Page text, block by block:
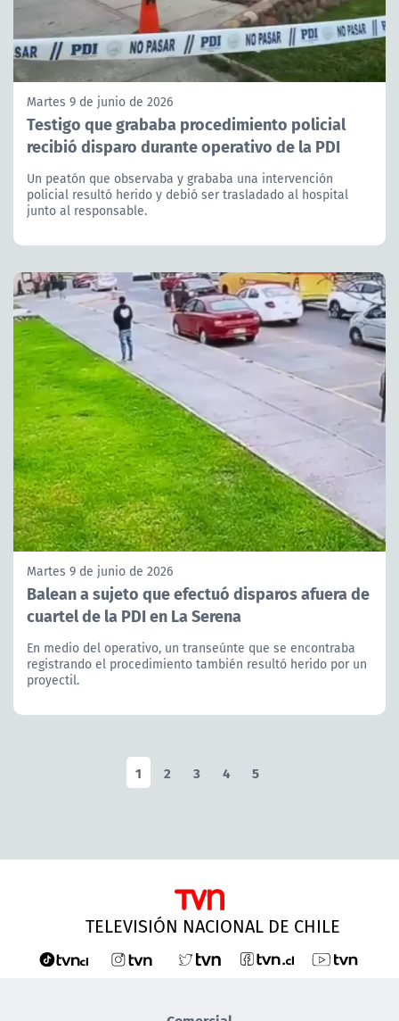
Martes 9 de junio de 2026
Testigo que grababa procedimiento policial
recibió disparo durante operativo de la PDI
Un peatón que observaba y grababa una intervención
policial resultó herido y debió ser trasladado al hospital
junto al responsable.
Martes 9 de junio de 2026
Balean a sujeto que efectuó disparos afuera de
cuartel de la PDI en La Serena
En medio del operativo, un transeúnte que se encontraba
registrando el procedimiento también resultó herido por un
proyectil.
1 2 3 4 5
TELEVISIÓN NACIONAL DE CHILE